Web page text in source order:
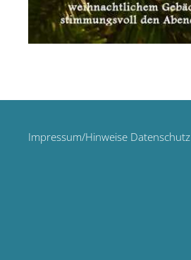
Impressum/Hinweise Datenschutz